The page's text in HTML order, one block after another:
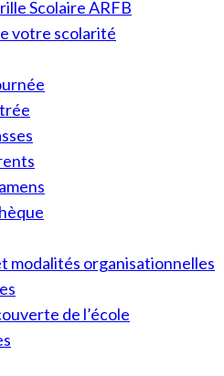
Scolaire ARFB
votre scolarité
modalités organisationnelles
de l’école